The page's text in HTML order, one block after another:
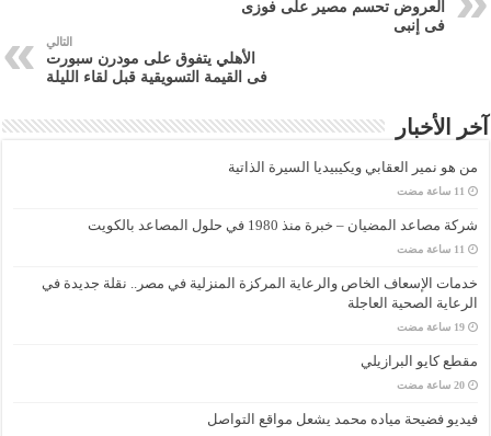
العروض تحسم مصير على فوزى
فى إنبى
التالي
الأهلي يتفوق على مودرن سبورت
فى القيمة التسويقية قبل لقاء الليلة
آخر الأخبار
من هو نمير العقابي ويكيبيديا السيرة الذاتية
شركة مصاعد المضيان – خبرة منذ 1980 في حلول المصاعد بالكويت
خدمات الإسعاف الخاص والرعاية المركزة المنزلية في مصر.. نقلة جديدة في
الرعاية الصحية العاجلة
‏19 ساعة مضت
مقطع كايو البرازيلي
‏20 ساعة مضت
فيديو فضيحة مياده محمد يشعل مواقع التواصل